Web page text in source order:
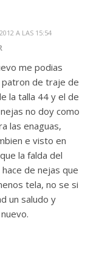
A LAS 15:54
me podias
patron de traje de
la talla 44 y el de
no doy como
las enaguas,
e visto en
la falda del
de nejas que
tela, no se si
un saludo y